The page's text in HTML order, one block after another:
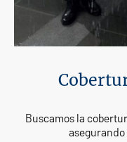
Buscamos la